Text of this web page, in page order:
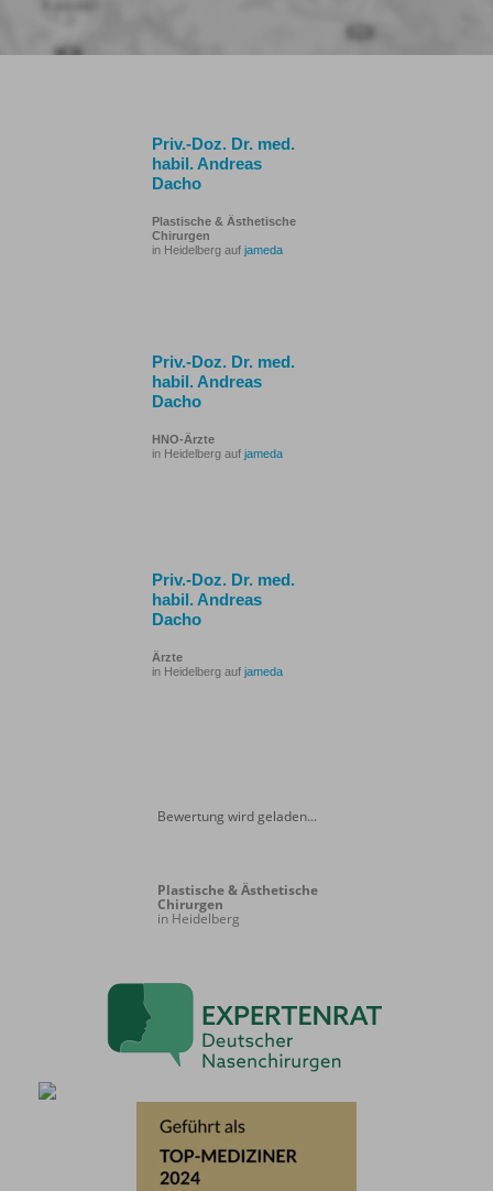
Priv.-Doz. Dr. med.
habil. Andreas
Dacho
Plastische & Ästhetische
Chirurgen
in Heidelberg auf jameda
Priv.-Doz. Dr. med.
habil. Andreas
Dacho
HNO-Ärzte
in Heidelberg auf jameda
Priv.-Doz. Dr. med.
habil. Andreas
Dacho
Ärzte
in Heidelberg auf jameda
Bewertung wird geladen...
Plastische & Ästhetische
Chirurgen
in Heidelberg